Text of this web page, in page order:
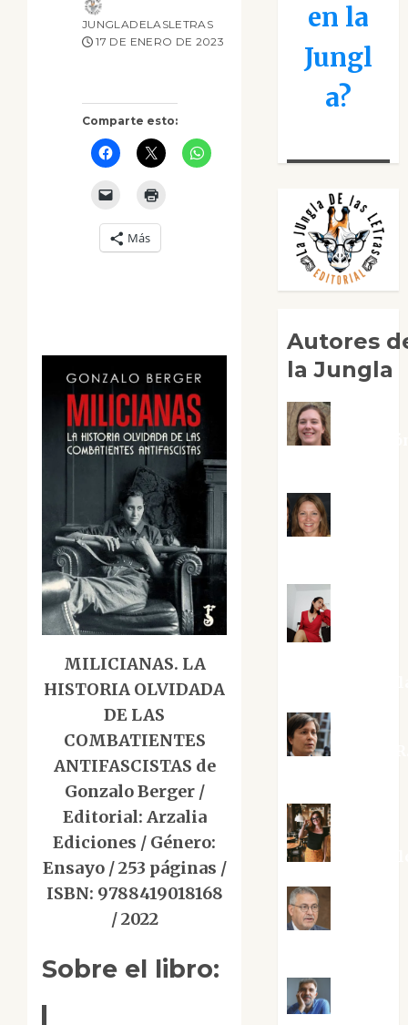
Comparte esto:
Más
JUNGLADELASLETRAS
17 DE ENERO DE 2023
MILICIANAS. LA
HISTORIA OLVIDADA
DE LAS
COMBATIENTES
ANTIFASCISTAS de
Gonzalo Berger /
Editorial: Arzalia
Ediciones / Género:
Ensayo / 253 páginas /
ISBN: 9788419018168
/ 2022
Sobre el libro:
en la
Jungl
a?
Autores
la Jungla